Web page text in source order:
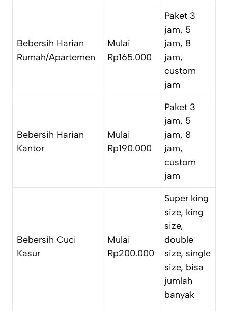
Bebersih Harian
Rumah/Apartemen
Mulai
Rp165.000
Paket 3
jam, 5
jam, 8
jam,
custom
jam
Bebersih Harian
Kantor
Mulai
Rp190.000
Paket 3
jam, 5
jam, 8
jam,
custom
jam
Bebersih Cuci
Kasur
Mulai
Rp200.000
Super king
size, king
size,
double
size, single
size, bisa
jumlah
banyak